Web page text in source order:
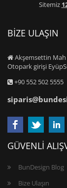
Sitemiz
BİZE ULAŞIN
Akşemsettin Mah
Otopark girişi
+90 552 502 5555
GÜVENLİ
BunDesign Blog
Bize Ulaşın